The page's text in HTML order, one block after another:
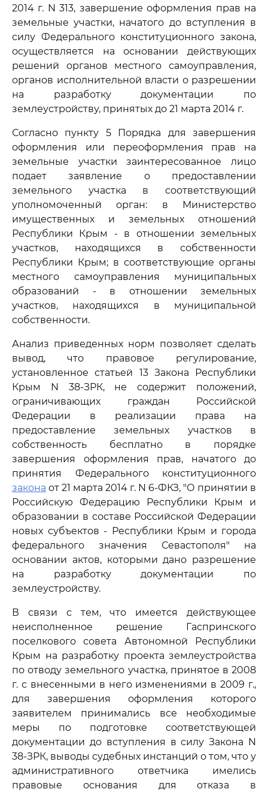
2014 г. N 313, завершение оформления прав на
земельные участки, начатого до вступления в
силу Федерального конституционного закона,
осуществляется на основании действующих
решений органов местного самоуправления,
органов исполнительной власти о разрешении
на разработку документации по
землеустройству, принятых до 21 марта 2014 г.
Согласно пункту 5 Порядка для завершения
оформления или переоформления прав на
земельные участки заинтересованное лицо
подает заявление о предоставлении
земельного участка в соответствующий
уполномоченный орган: в Министерство
имущественных и земельных отношений
Республики Крым - в отношении земельных
участков, находящихся в собственности
Республики Крым; в соответствующие органы
местного самоуправления муниципальных
образований - в отношении земельных
участков, находящихся в муниципальной
собственности.
Анализ приведенных норм позволяет сделать
вывод, что правовое регулирование,
установленное статьей 13 Закона Республики
Крым N 38-ЗРК, не содержит положений,
ограничивающих граждан Российской
Федерации в реализации права на
предоставление земельных участков в
собственность бесплатно в порядке
завершения оформления прав, начатого до
принятия Федерального конституционного
закона от 21 марта 2014 г. N 6-ФКЗ, "О принятии в
Российскую Федерацию Республики Крым и
образовании в составе Российской Федерации
новых субъектов - Республики Крым и города
федерального значения Севастополя" на
основании актов, которыми дано разрешение
на разработку документации по
землеустройству.
В связи с тем, что имеется действующее
неисполненное решение Гаспринского
поселкового совета Автономной Республики
Крым на разработку проекта землеустройства
по отводу земельного участка, принятое в 2008
г. с внесенными в него изменениями в 2009 г.,
для завершения оформления которого
заявителем принимались все необходимые
меры по подготовке соответствующей
документации до вступления в силу Закона N
38-ЗРК, выводы судебных инстанций о том, что у
административного ответчика имелись
правовые основания для отказа в